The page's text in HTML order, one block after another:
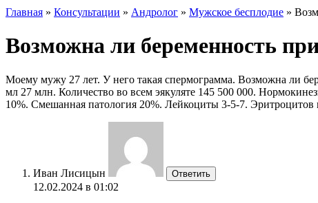
Главная » Консультации » Андролог » Мужское бесплодие »
Возможна ли беременность
Моему мужу 27 лет. У него такая спермограмма. Возможна ли
мл 27 млн. Количество во всем эякуляте 145 500 000.
10%. Смешанная патология 20%. Лейкоциты 3-5-7.
Иван Лисицын Ответить
12.02.2024 в 01:02